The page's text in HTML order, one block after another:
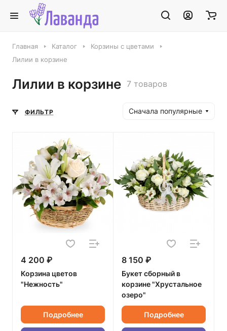
Главная Каталог
Корзины с цветами
Лилии в корзине
Лилии в корзине 7 товаров
ФИЛЬТР Сначала популярные
4 200 ₽
Корзина цветов
"Нежность"
Подробнее
8 150 ₽
Букет сборный в
корзине "Хрустальное
озеро"
Подробнее